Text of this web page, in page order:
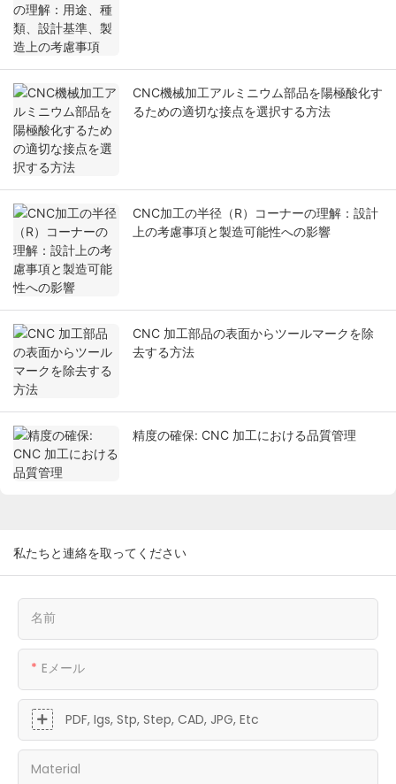
CNC機械加工アルミニウム部品を陽極酸化す
るための適切な接点を選択する方法
CNC加工の半径（R）コーナーの理解：設計
上の考慮事項と製造可能性への影響
CNC 加工部品の表面からツールマークを除
去する方法
精度の確保: CNC 加工における品質管理
私たちと連絡を取ってください
名前
Eメール
PDF, Igs, Stp, Step, CAD, JPG, Etc
Material